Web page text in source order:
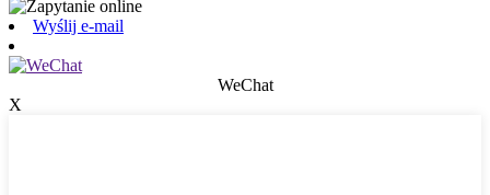
Wyślij e-mail
WeChat
X